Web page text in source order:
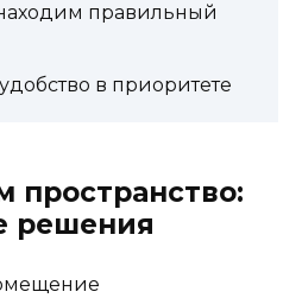
правильный
в приоритете
пространство:
решения